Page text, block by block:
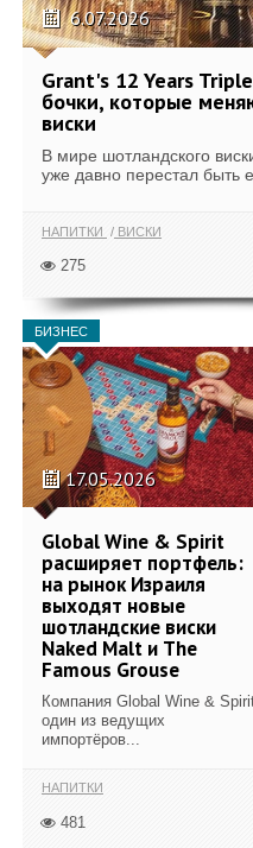
6.07.2026
Grant's 12 Years
бочки, которые
виски
В мире шотландского
уже давно перестал быть
НАПИТКИ ВИСКИ
275
БИЗНЕС
17.05.2026
Global Wine & Spirit
расширяет портфель:
на рынок Израиля
выходят новые
шотландские виски
Naked Malt и The
Famous Grouse
Компания Global Wine &
один из ведущих
импортёров...
НАПИТКИ
481